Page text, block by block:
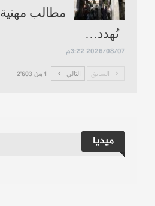
مطالب
تُهدد…
2026/08/07 3:22م
السابق التالي 1 من 2٬603
ميديا